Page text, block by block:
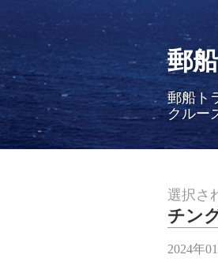
郵
郵船ト
クルー
選択さ
チン
2024年